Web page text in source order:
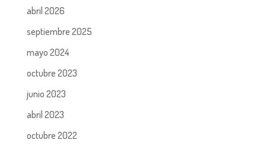
abril 2026
septiembre 2025
mayo 2024
octubre 2023
junio 2023
abril 2023
octubre 2022